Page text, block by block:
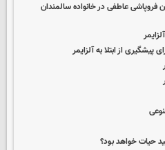
فروپاشی عاطفی در خانواده‌ سالمندان
از ابتلا به آلزایمر
حیات خواهد بود؟